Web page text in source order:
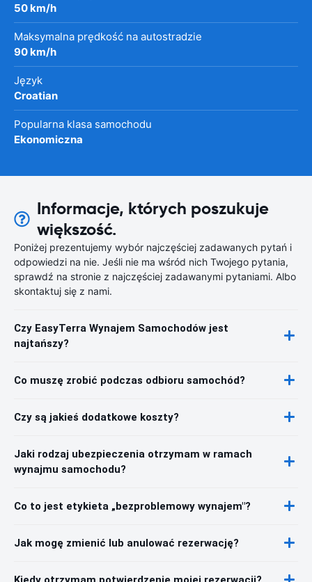
50 km/h
Maksymalna prędkość na autostradzie
90 km/h
Język
Croatian
Popularna klasa samochodu
Ekonomiczna
Informacje, których poszukuje
większość.
Poniżej prezentujemy wybór najczęściej zadawanych pytań i
odpowiedzi na nie. Jeśli nie ma wśród nich Twojego pytania,
sprawdź na stronie z najczęściej zadawanymi pytaniami. Albo
skontaktuj się z nami.
Czy EasyTerra Wynajem Samochodów jest
najtańszy?
Co muszę zrobić podczas odbioru samochód?
Czy są jakieś dodatkowe koszty?
Jaki rodzaj ubezpieczenia otrzymam w ramach
wynajmu samochodu?
Co to jest etykieta „bezproblemowy wynajem"?
Jak mogę zmienić lub anulować rezerwację?